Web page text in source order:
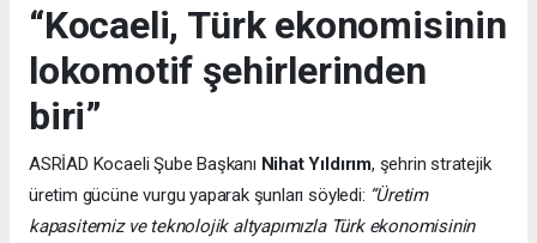
“Kocaeli, Türk ekonomisinin
lokomotif şehirlerinden
biri”
ASRİAD Kocaeli Şube Başkanı Nihat Yıldırım, şehrin stratejik
üretim gücüne vurgu yaparak şunları söyledi: “Üretim
kapasitemiz ve teknolojik altyapımızla Türk ekonomisinin